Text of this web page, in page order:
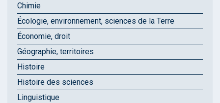
Chimie
Écologie, environnement, sciences de la Terre
Économie, droit
Géographie, territoires
Histoire
Histoire des sciences
Linguistique